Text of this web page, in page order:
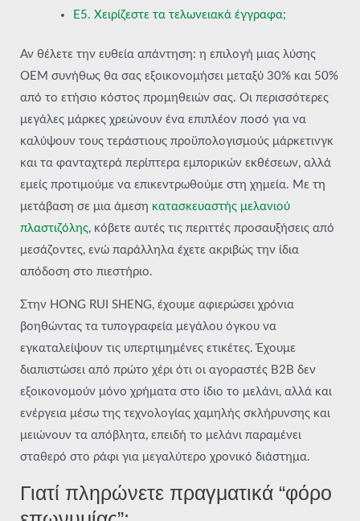
Ε5. Χειρίζεστε τα τελωνειακά έγγραφα;
Αν θέλετε την ευθεία απάντηση: η επιλογή μιας λύσης
OEM συνήθως θα σας εξοικονομήσει μεταξύ 30% και 50%
από το ετήσιο κόστος προμηθειών σας. Οι περισσότερες
μεγάλες μάρκες χρεώνουν ένα επιπλέον ποσό για να
καλύψουν τους τεράστιους προϋπολογισμούς μάρκετινγκ
και τα φανταχτερά περίπτερα εμπορικών εκθέσεων, αλλά
εμείς προτιμούμε να επικεντρωθούμε στη χημεία. Με τη
μετάβαση σε μια άμεση κατασκευαστής μελανιού
πλαστιζόλης, κόβετε αυτές τις περιττές προσαυξήσεις από
μεσάζοντες, ενώ παράλληλα έχετε ακριβώς την ίδια
απόδοση στο πιεστήριο.
Στην HONG RUI SHENG, έχουμε αφιερώσει χρόνια
βοηθώντας τα τυπογραφεία μεγάλου όγκου να
εγκαταλείψουν τις υπερτιμημένες ετικέτες. Έχουμε
διαπιστώσει από πρώτο χέρι ότι οι αγοραστές B2B δεν
εξοικονομούν μόνο χρήματα στο ίδιο το μελάνι, αλλά και
ενέργεια μέσω της τεχνολογίας χαμηλής σκλήρυνσης και
μειώνουν τα απόβλητα, επειδή το μελάνι παραμένει
σταθερό στο ράφι για μεγαλύτερο χρονικό διάστημα.
Γιατί πληρώνετε πραγματικά “φόρο